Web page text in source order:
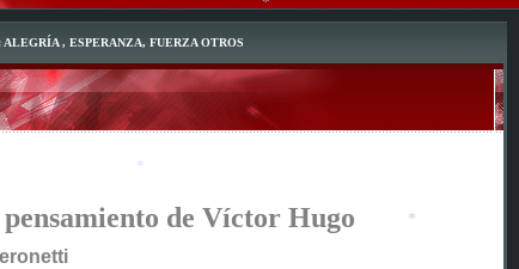
, ESPERANZA, FUERZA OTROS
de Víctor Hugo
*